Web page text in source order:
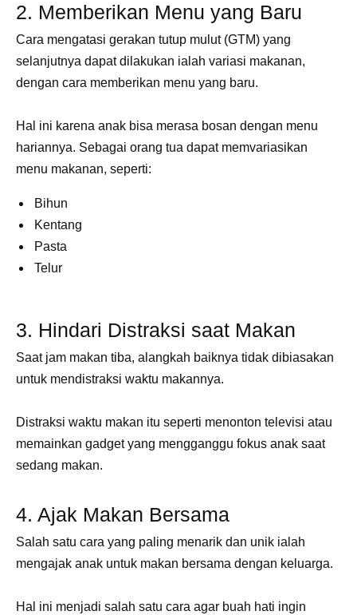
2. Memberikan Menu yang Baru
Cara mengatasi gerakan tutup mulut (GTM) yang
selanjutnya dapat dilakukan ialah variasi makanan,
dengan cara memberikan menu yang baru.
Hal ini karena anak bisa merasa bosan dengan menu
hariannya. Sebagai orang tua dapat memvariasikan
menu makanan, seperti:
Bihun
Kentang
Pasta
Telur
3. Hindari Distraksi saat Makan
Saat jam makan tiba, alangkah baiknya tidak dibiasakan
untuk mendistraksi waktu makannya.
Distraksi waktu makan itu seperti menonton televisi atau
memainkan gadget yang mengganggu fokus anak saat
sedang makan.
4. Ajak Makan Bersama
Salah satu cara yang paling menarik dan unik ialah
mengajak anak untuk makan bersama dengan keluarga.
Hal ini menjadi salah satu cara agar buah hati ingin